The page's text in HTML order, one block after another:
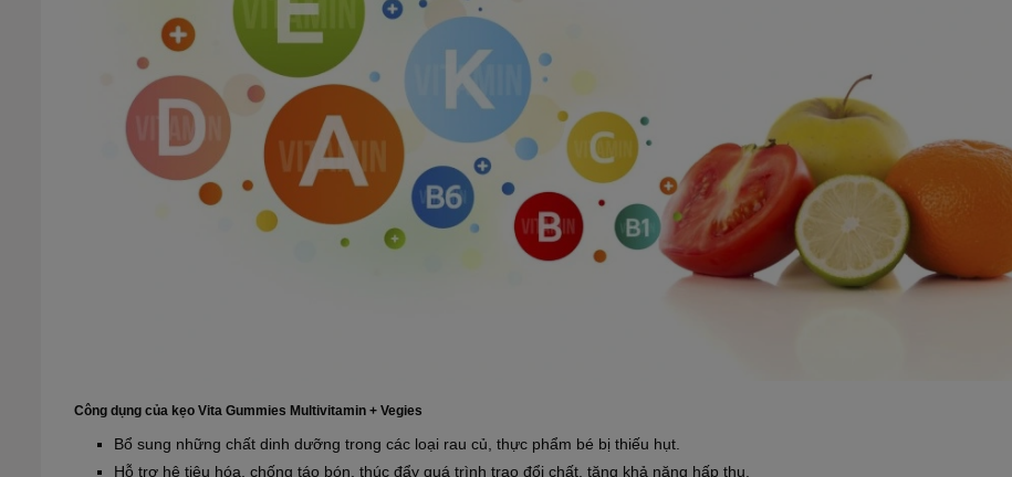
Công dụng của kẹo Vita Gummies Multivitamin + Vegies
Bổ sung những chất dinh dưỡng trong các loại rau củ, thực phẩm bé bị thiếu hụt.
Hỗ trợ hệ tiêu hóa, chống táo bón, thúc đẩy quá trình trao đổi chất, tăng khả năng hấp thu.